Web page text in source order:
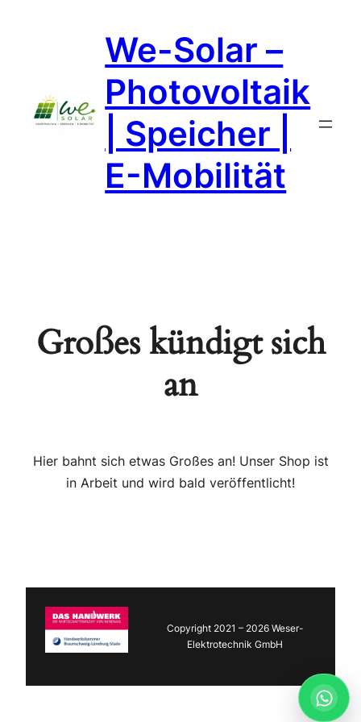
We-Solar –
Photovoltaik
| Speicher |
E-Mobilität
Großes kündigt sich
an
Hier bahnt sich etwas Großes an! Unser Shop ist
in Arbeit und wird bald veröffentlicht!
Copyright 2021 – 2026 Weser-
Elektrotechnik GmbH